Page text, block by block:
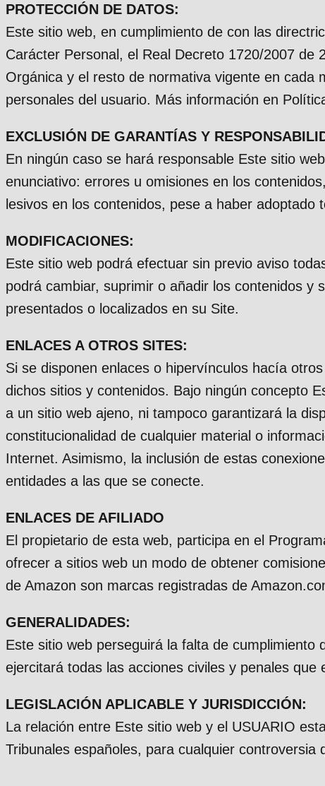
PROTECCIÓN DE DATOS:
Este sitio web, en cumplimiento de con las
Carácter Personal, el Real Decreto 1720/2007
Orgánica y el resto de normativa vigente en
personales del usuario. Más información en
EXCLUSIÓN DE GARANTÍAS Y
En ningún caso se hará responsable Este sitio
enunciativo: errores u omisiones en los
lesivos en los contenidos, pese a haber
MODIFICACIONES:
Este sitio web podrá efectuar sin previo aviso
podrá cambiar, suprimir o añadir los contenidos
presentados o localizados en su Site.
ENLACES A OTROS SITES:
Si se disponen enlaces o hipervínculos hacía
dichos sitios y contenidos. Bajo ningún concepto
a un sitio web ajeno, ni tampoco garantizará la
constitucionalidad de cualquier material o
Internet. Asimismo, la inclusión de estas
entidades a las que se conecte.
ENLACES DE AFILIADO
El propietario de esta web, participa en el
ofrecer a sitios web un modo de obtener
de Amazon son marcas registradas de
GENERALIDADES:
Este sitio web perseguirá la falta de
ejercitará todas las acciones civiles y penales que
LEGISLACIÓN APLICABLE Y JURISDICCIÓN:
La relación entre Este sitio web y el USUARIO
Tribunales españoles, para cualquier controversia